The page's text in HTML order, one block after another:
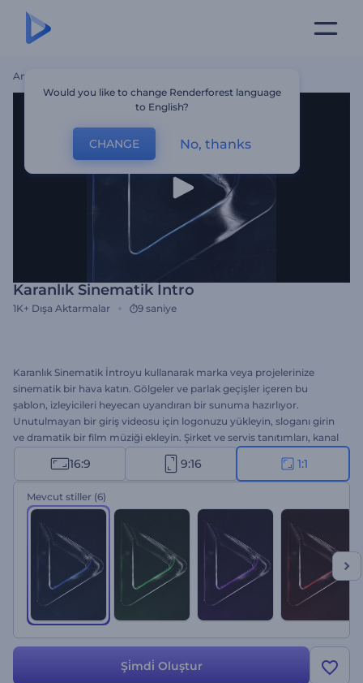
Ana Sayfa
Karanlık Sinematik İntro
1K+ Dışa Aktarmalar 9 saniye
Karanlık Sinematik İntroyu kullanarak marka veya projelerinize
sinematik bir hava katın. Gölgeler ve parlak geçişler içeren bu
şablon, izleyicileri heyecan uyandıran bir sunuma hazırlıyor.
Unutulmayan bir giriş videosu için logonuzu yükleyin, sloganı girin
ve dramatik bir film müziği ekleyin. Şirket ve servis tanıtımları, kanal
intro veya outoları, sinematik giriş videoları vs. için ideal. Hemen
oluşturun ve izleyicileri ilk andan itibaren ekrana bağlayın.
16:9 9:16 1:1
Mevcut stiller (6)
Şi̇mdi̇ Oluştur
Would you like to change Renderforest language
to English?
CHANGE No, thanks